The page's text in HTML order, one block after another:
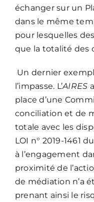
échanger sur un
dans le même
pour lesquelles
que la totalité des
Un dernier
l’impasse. L’AIRES
place d’une
conciliation et de
totale avec les
LOI n° 2019-1461
à l’engagement
proximité de
de médiation n’a
prenant ainsi le